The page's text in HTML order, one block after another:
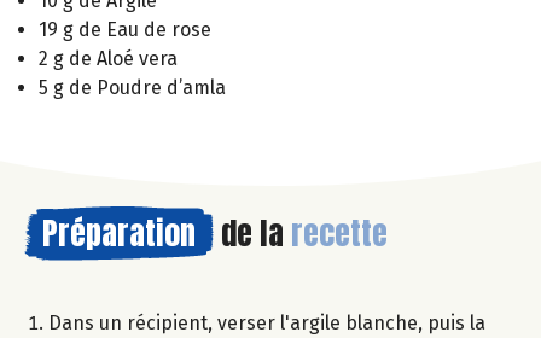
19 g de Eau de rose
2 g de Aloé vera
5 g de Poudre d’amla
Préparation de la recette
Dans un récipient, verser l'argile blanche, puis la